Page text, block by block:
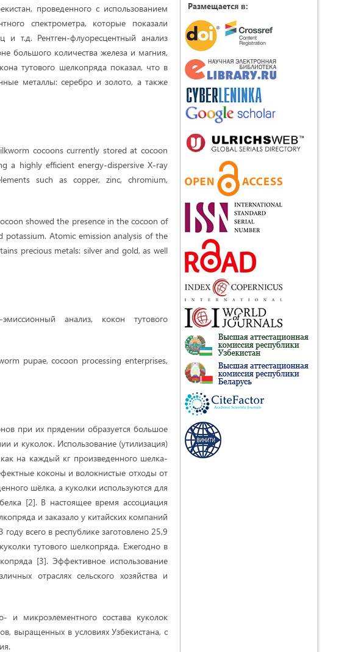
проведенного с использованием
спектрометра, которые показали
т.д. Рентген-флуоресцентный анализ
большого количества железа и магния,
тутового шелкопряда показал, что в
металлы: серебро и золото, а также
cocoons currently stored at cocoon
a highly efficient energy-dispersive X-ray
such as copper, zinc, chromium,
showed the presence in the cocoon of
Atomic emission analysis of the
precious metals: silver and gold, as well
анализ, кокон тутового
pupae, cocoon processing enterprises,
при их прядении образуется большое
и куколок. Использование (утилизация)
на каждый кг произведенного шелка-
коконы и волокнистые отходы от
шёлка, а куколки используются для
[2]. В настоящее время ассоциация
и заказало у китайских компаний
всего в республике заготовлено 25,9
тутового шелкопряда. Ежегодно в
[3]. Эффективное использование
отраслях сельского хозяйства и
и микроэлементного состава куколок
выращенных в условиях Узбекистана, с
Размещается в: